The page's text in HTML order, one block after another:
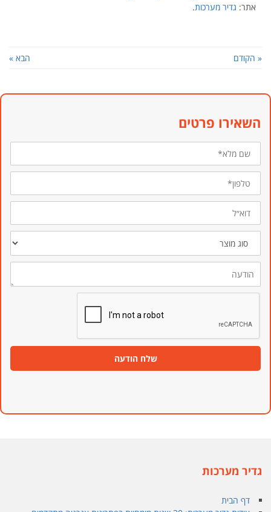
אתר: גדיר מערכות.
« הקודם הבא »
השאירו פרטים
שם
מלא*
טלפון*
דוא״ל
סוג
מוצר
הודעה
שלח הודעה
גדיר מערכות
דף הבית